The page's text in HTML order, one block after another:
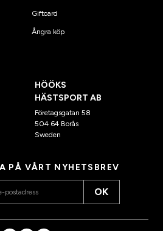
Giftcard
Ångra köp
HÖÖKS
HÄSTSPORT AB
Företagsgatan 58
504 64 Borås
Sweden
PÅ VÅRT NYHETSBREV
OK